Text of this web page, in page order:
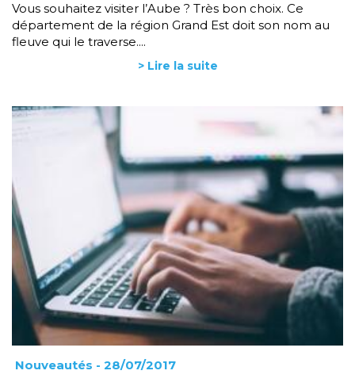
Vous souhaitez visiter l’Aube ? Très bon choix. Ce
département de la région Grand Est doit son nom au
fleuve qui le traverse....
> Lire la suite
Nouveautés - 28/07/2017